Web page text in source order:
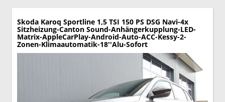
Skoda Karoq Sportline 1,5 TSI 150 PS DSG Navi-4x
Sitzheizung-Canton Sound-Anhängerkupplung-LED-
Matrix-AppleCarPlay-Android-Auto-ACC-Kessy-2-
Zonen-Klimaautomatik-18''Alu-Sofort